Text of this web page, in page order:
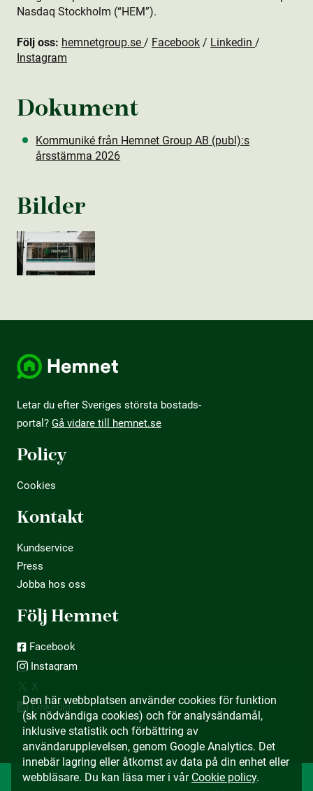
Nasdaq Stockholm (“HEM”).
Följ oss: hemnetgroup.se / Facebook / Linkedin /
Instagram
Dokument
Kommuniké från Hemnet Group AB (publ):s
årsstämma 2026
Bilder
Letar du efter Sveriges största bostads­
portal? Gå vidare till hemnet.se
Policy
Cookies
Kontakt
Kundservice
Press
Jobba hos oss
Följ Hemnet
Facebook
Instagram
X
LinkedIn
Den här webbplatsen använder cookies för funktion
(sk nödvändiga cookies) och för analysändamål,
inklusive statistik och förbättring av
användarupplevelsen, genom Google Analytics. Det
innebär lagring eller åtkomst av data på din enhet eller
webbläsare. Du kan läsa mer i vår Cookie policy.